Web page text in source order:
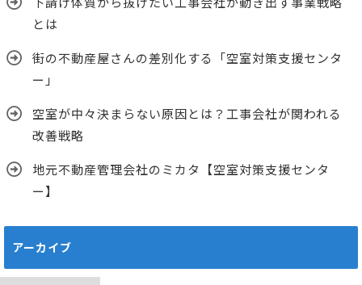
とは
街の不動産屋さんの差別化する「空室対策支援センタ
ー」
空室が中々決まらない原因とは？工事会社が関われる
改善戦略
地元不動産管理会社のミカタ【空室対策支援センタ
ー】
アーカイブ